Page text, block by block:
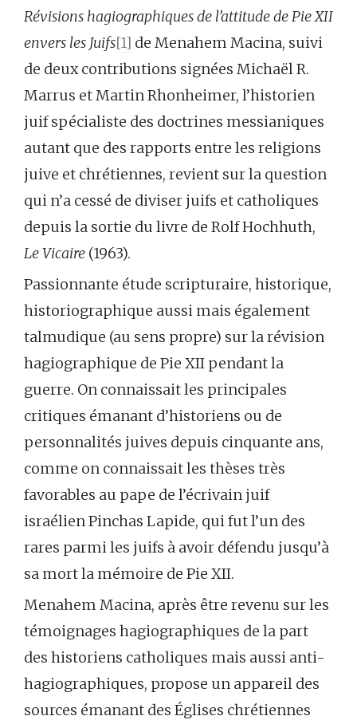
Révisions hagiographiques de l’attitude de Pie XII
envers les Juifs[1] de Menahem Macina, suivi
de deux contributions signées Michaël R.
Marrus et Martin Rhonheimer, l’historien
juif spécialiste des doctrines messianiques
autant que des rapports entre les religions
juive et chrétiennes, revient sur la question
qui n’a cessé de diviser juifs et catholiques
depuis la sortie du livre de Rolf Hochhuth,
Le Vicaire (1963).
Passionnante étude scripturaire, historique,
historiographique aussi mais également
talmudique (au sens propre) sur la révision
hagiographique de Pie XII pendant la
guerre. On connaissait les principales
critiques émanant d’historiens ou de
personnalités juives depuis cinquante ans,
comme on connaissait les thèses très
favorables au pape de l’écrivain juif
israélien Pinchas Lapide, qui fut l’un des
rares parmi les juifs à avoir défendu jusqu’à
sa mort la mémoire de Pie XII.
Menahem Macina, après être revenu sur les
témoignages hagiographiques de la part
des historiens catholiques mais aussi anti-
hagiographiques, propose un appareil des
sources émanant des Églises chrétiennes